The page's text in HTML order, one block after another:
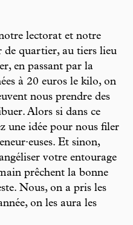
lectorat et notre
de quartier, au tiers lieu
en passant par la
à 20 euros le kilo, on
nous prendre des
Alors si dans ce
une idée pour nous filer
Et sinon,
votre entourage
prêchent la bonne
Nous, on a pris les
on les aura les